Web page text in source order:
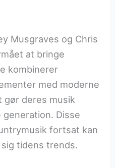
Musgraves og Chris
at bringe
kombinerer
med moderne
gør deres musik
Disse
fortsat kan
tidens trends.